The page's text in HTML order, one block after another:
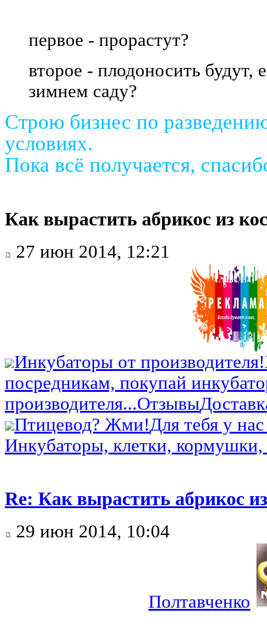
первое - прорастут?
второе - плодоносить будут,
зимнем саду?
Строю бизнес по
условиях.
Пока всё получается,
Как вырастить абрикос из
27 июн 2014, 12:21
Инкубаторы от производителя!
посредникам, покупай
производителя...Отзывы
Птицевод? Жми!Для тебя у
Инкубаторы, клетки,
Re: Как вырастить абрикос
29 июн 2014, 10:04
Полтавченко